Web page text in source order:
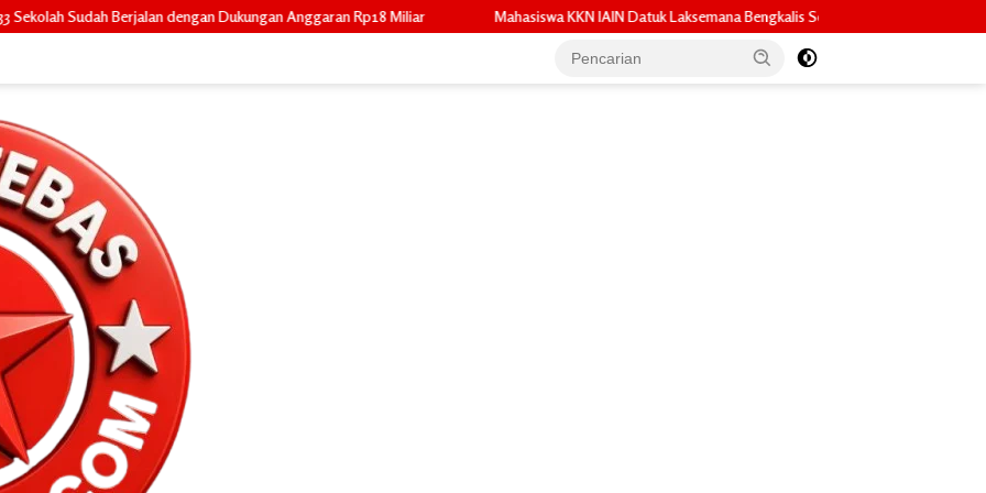
Dukungan Anggaran Rp18 Miliar Mahasiswa KKN IAIN Datuk Laksemana Bengkalis Sosialisasikan Pembuatan Pupuk Organik Cair dan NPK